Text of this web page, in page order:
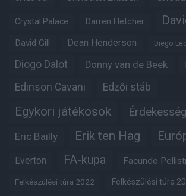
Crystal Palace Darren Fletcher
David Gill Dean Henderson Diego
Diogo Dalot Donny van de Beek
Edinson Cavani Edzői stáb
Egykori játékosok
Eric Bailly Erik ten Hag
Everton FA-kupa Facundo
Felkészülési túra 2022 Felkészülési túra